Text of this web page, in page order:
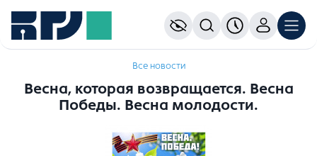
Все новости
Весна, которая возвращается. Весна
Победы. Весна молодости.